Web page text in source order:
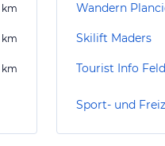
km
km
km
Wandern
Skilift Maders
Tourist Info